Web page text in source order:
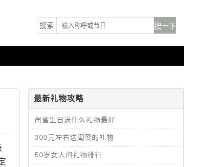
搜索
最新礼物攻略
闺蜜生日送什么礼物最好
300元左右送闺蜜的礼物
50岁女人的礼物排行